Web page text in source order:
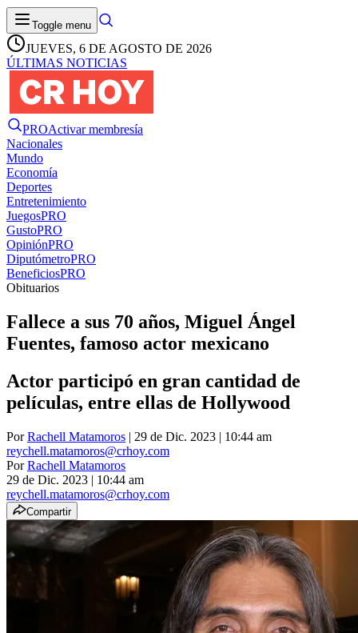
Toggle menu
JUEVES, 6 DE AGOSTO DE 2026
ÚLTIMAS NOTICIAS
PROActivar membresía
Nacionales
Mundo
Economía
Deportes
Entretenimiento
JuegosPRO
GustoPRO
OpiniónPRO
DiputómetroPRO
BeneficiosPRO
Obituarios
Fallece a sus 70 años, Miguel Ángel
Fuentes, famoso actor mexicano
Actor participó en gran cantidad de
películas, entre ellas de Hollywood
PorRachell Matamoros | 29 de Dic. 2023 | 10:44 am
reychell.matamoros@crhoy.com
PorRachell Matamoros
29 de Dic. 2023 | 10:44 am
reychell.matamoros@crhoy.com
Compartir